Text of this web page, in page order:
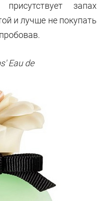
запах
и лучше не покупать
Eau de